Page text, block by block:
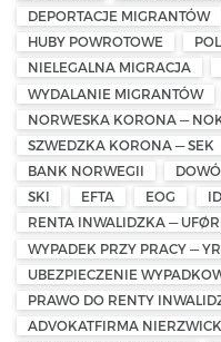
DEPORTACJE MIGRANTÓW
HUBY POWROTOWE
NIELEGALNA MIGRACJA
WYDALANIE MIGRANTÓW
NORWESKA KORONA —
SZWEDZKA KORONA — SEK
BANK NORWEGII
SKI
EFTA EOG
RENTA INWALIDZKA —
WYPADEK PRZY PRACY —
UBEZPIECZENIE
PRAWO DO RENTY
ADVOKATFIRMA